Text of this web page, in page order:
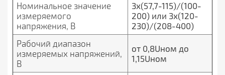
Номинальное значение
измеряемого
напряжения, В
3x(57,7-115)/(100-
200) или 3х(120-
230)/(208-400)
Рабочий диапазон
измеряемых напряжений,
В
от 0,8Uном до
1,15Uном